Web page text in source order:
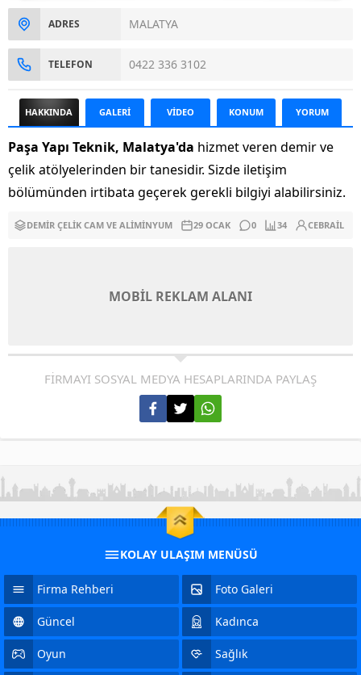
ADRES MALATYA
TELEFON 0422 336 3102
HAKKINDA GALERİ VİDEO KONUM YORUM
Paşa Yapı Teknik, Malatya'da hizmet veren demir ve
çelik atölyelerinden bir tanesidir. Sizde iletişim
bölümünden irtibata geçerek gerekli bilgiyi alabilirsiniz.
DEMIR ÇELIK CAM VE ALIMINYUM 29 OCAK 0 34 CEBRAIL
MOBİL REKLAM ALANI
FİRMAYI SOSYAL MEDYA HESAPLARINDA PAYLAŞ
KOLAY ULAŞIM MENÜSÜ
Firma Rehberi Foto Galeri
Güncel Kadınca
Oyun Sağlık